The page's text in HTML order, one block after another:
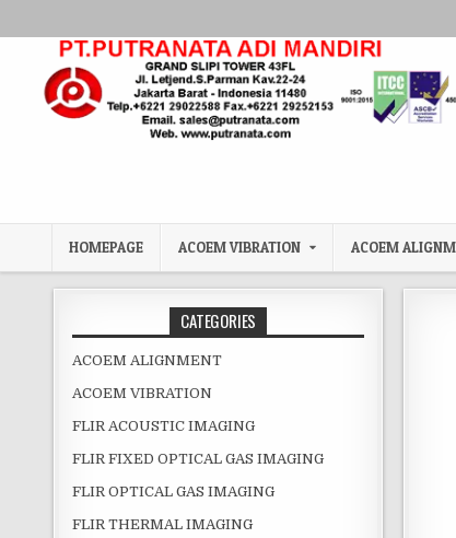
HOMEPAGE ACOEM VIBRATION ACOEM
CATEGORIES
ACOEM ALIGNMENT
ACOEM VIBRATION
FLIR ACOUSTIC IMAGING
FLIR FIXED OPTICAL GAS IMAGING
FLIR OPTICAL GAS IMAGING
FLIR THERMAL IMAGING